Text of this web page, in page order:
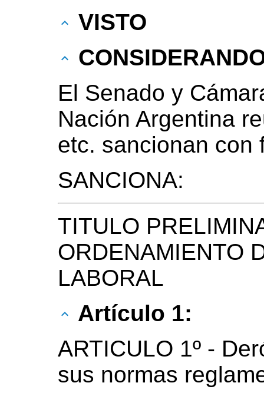
VISTO
El Senado y
Nación Argentina
etc. sancionan con
SANCIONA:
TITULO
ORDENAMIENTO
LABORAL
Artículo 1:
ARTICULO 1º -
sus normas